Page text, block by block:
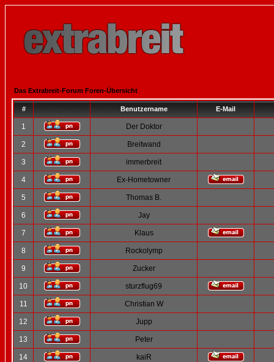
Das Extrabreit-Forum Foren-Übersicht
# Benutzername E-Mail
1 Der Doktor
2 Breitwand
3 immerbreit
4 Ex-Hometowner
5 Thomas B.
6 Jay
7 Klaus
8 Rockolymp
9 Zucker
10 sturzflug69
11 Christian W
12 Jupp
13 Peter
14 kaiR